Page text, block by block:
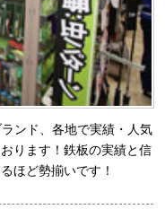
ンド、各地で実績・人気
ります！鉄板の実績と信
ほど勢揃いです！